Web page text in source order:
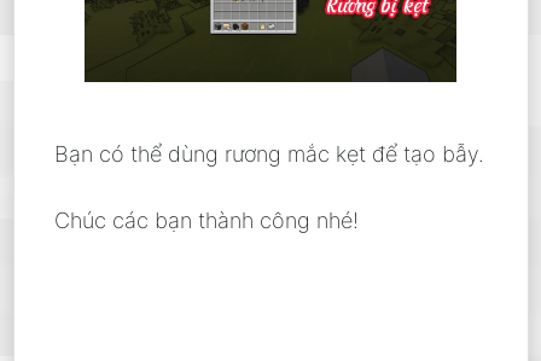
Bạn có thể dùng rương mắc kẹt để tạo bẫy.
Chúc các bạn thành công nhé!